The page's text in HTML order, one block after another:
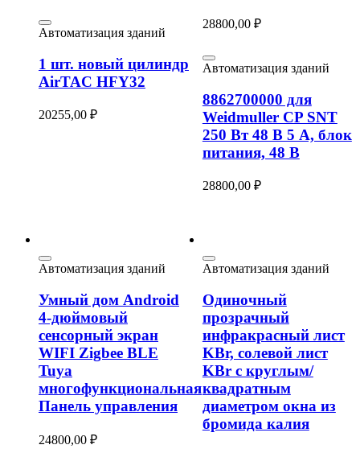
Автоматизация зданий
1 шт. новый цилиндр
AirTAC HFY32
20255,00 ₽
28800,00 ₽
Автоматизация зданий
8862700000 для
Weidmuller CP SNT
250 Вт 48 В 5 А, блок
питания, 48 В
28800,00 ₽
Автоматизация зданий
Умный дом Android
4-дюймовый
сенсорный экран
WIFI Zigbee BLE
Tuya
многофункциональная
Панель управления
24800,00 ₽
Автоматизация зданий
Одиночный
прозрачный
инфракрасный лист
KBr, солевой лист
KBr с круглым/
квадратным
диаметром окна из
бромида калия